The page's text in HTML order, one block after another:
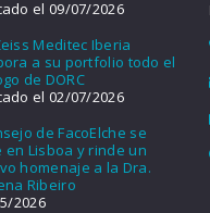
el 09/07/2026
Meditec Iberia
a su portfolio todo el
de DORC
el 02/07/2026
de FacoElche se
en Lisboa y rinde un
homenaje a la Dra.
Ribeiro
2026